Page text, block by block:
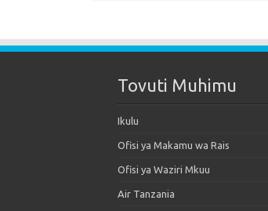
Tovuti Muhimu
Ikulu
Ofisi ya Makamu wa Rais
Ofisi ya Waziri Mkuu
Air Tanzania